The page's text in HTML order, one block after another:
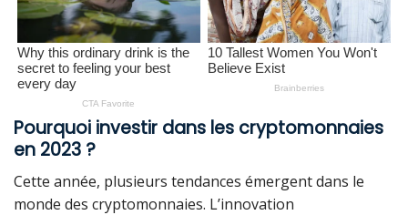
Pourquoi investir dans les cryptomonnaies
en 2023 ?
Cette année, plusieurs tendances émergent dans le
monde des cryptomonnaies. L’innovation